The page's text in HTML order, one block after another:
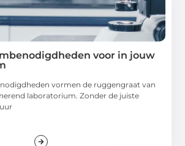
voor in jouw
vormen de ruggengraat van
laboratorium. Zonder de juiste